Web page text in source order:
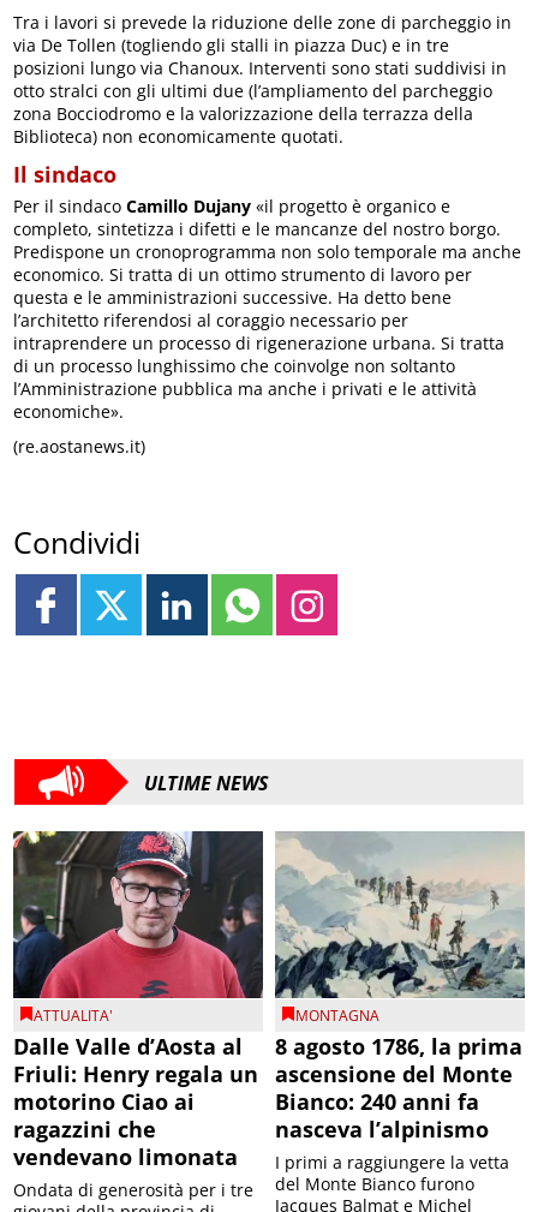
Tra i lavori si prevede la riduzione delle zone di parcheggio in
via De Tollen (togliendo gli stalli in piazza Duc) e in tre
posizioni lungo via Chanoux. Interventi sono stati suddivisi in
otto stralci con gli ultimi due (l’ampliamento del parcheggio
zona Bocciodromo e la valorizzazione della terrazza della
Biblioteca) non economicamente quotati.
Il sindaco
Per il sindacoCamillo Dujany «il progetto è organico e
completo, sintetizza i difetti e le mancanze del nostro borgo.
Predispone un cronoprogramma non solo temporale ma anche
economico. Si tratta di un ottimo strumento di lavoro per
questa e le amministrazioni successive. Ha detto bene
l’architetto riferendosi al coraggio necessario per
intraprendere un processo di rigenerazione urbana. Si tratta
di un processo lunghissimo che coinvolge non soltanto
l’Amministrazione pubblica ma anche i privati e le attività
economiche».
(re.aostanews.it)
Condividi
ULTIME NEWS
ATTUALITA'
Dalle Valle d’Aosta al
Friuli: Henry regala un
motorino Ciao ai
ragazzini che
vendevano limonata
Ondata di generosità per i tre
MONTAGNA
8 agosto 1786, la prima
ascensione del Monte
Bianco: 240 anni fa
nasceva l’alpinismo
I primi a raggiungere la vetta
del Monte Bianco furono
Jacques Balmat e Michel